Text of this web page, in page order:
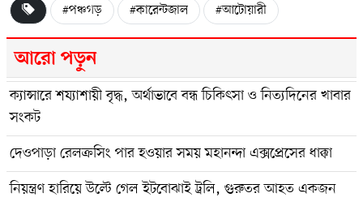
#পঞ্চগড় #কারেন্টজাল #আটোয়ারী
আরো পড়ুন
ক্যান্সারে শয্যাশায়ী বৃদ্ধ, অর্থাভাবে বন্ধ চিকিৎসা ও নিত্যদিনের খাবার
সংকট
দেওপাড়া রেলক্রসিং পার হওয়ার সময় মহানন্দা এক্সপ্রেসের ধাক্কা
নিয়ন্ত্রণ হারিয়ে উল্টে গেল ইটবোঝাই ট্রলি, গুরুতর আহত একজন